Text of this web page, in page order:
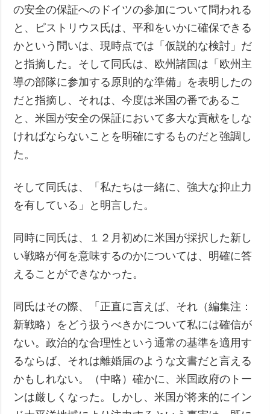
の安全の保証へのドイツの参加について問われる
と、ピストリウス氏は、平和をいかに確保できる
かという問いは、現時点では「仮説的な検討」だ
と指摘した。そして同氏は、欧州諸国は「欧州主
導の部隊に参加する原則的な準備」を表明したの
だと指摘し、それは、今度は米国の番であるこ
と、米国が安全の保証において多大な貢献をしな
ければならないことを明確にするものだと強調し
た。
そして同氏は、「私たちは一緒に、強大な抑止力
を有している」と明言した。
同時に同氏は、１２月初めに米国が採択した新し
い戦略が何を意味するのかについては、明確に答
えることができなかった。
同氏はその際、「正直に言えば、それ（編集注：
新戦略）をどう扱うべきかについて私には確信が
ない。政治的な合理性という通常の基準を適用す
るならば、それは離婚届のような文書だと言える
かもしれない。（中略）確かに、米国政府のトー
ンは厳しくなった。しかし、米国が将来的にイン